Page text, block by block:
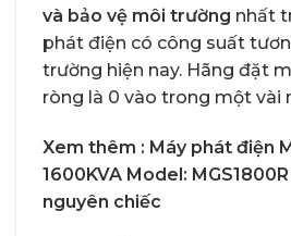
và bảo vệ môi trường nhất
phát điện có công suất
trường hiện nay. Hãng đặt
ròng là 0 vào trong một vài
Xem thêm : Máy phát điện
1600KVA Model:
nguyên chiếc